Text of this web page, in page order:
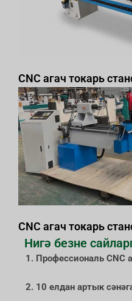
CNC агач токарь
CNC агач токарь
Нигә безне
1. Профессиональ CNC
2. 10 елдан артык